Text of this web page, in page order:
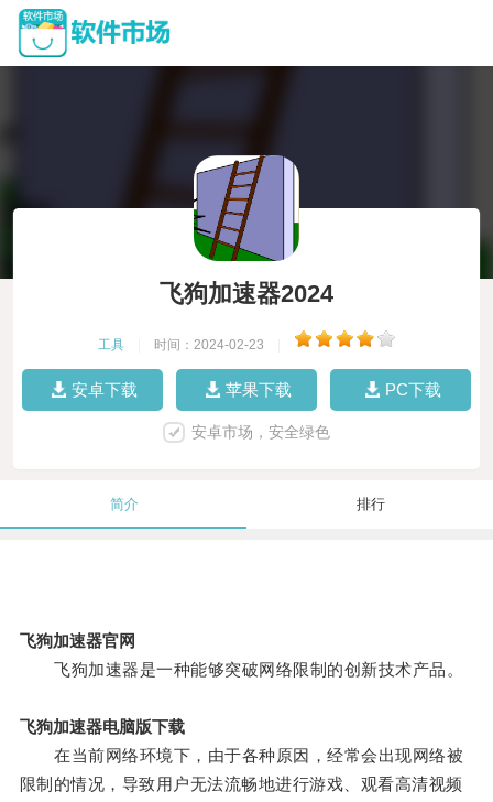
飞狗加速器2024
工具 时间：2024-02-23
安卓下载 苹果下载 PC下载
安卓市场，安全绿色
简介 排行
飞狗加速器官网
飞狗加速器是一种能够突破网络限制的创新技术产品。
飞狗加速器电脑版下载
在当前网络环境下，由于各种原因，经常会出现网络被
限制的情况，导致用户无法流畅地进行游戏、观看高清视频